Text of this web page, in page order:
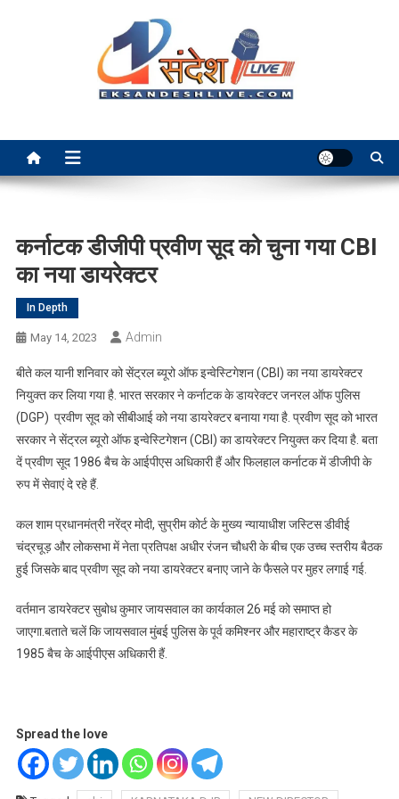
कर्नाटक डीजीपी प्रवीण सूद को चुना गया CBI
का नया डायरेक्टर
In Depth
May 14, 2023 Admin
बीते कल यानी शनिवार को सेंट्रल ब्यूरो ऑफ इन्वेस्टिगेशन (CBI) का नया डायरेक्टर
नियुक्त कर लिया गया है. भारत सरकार ने कर्नाटक के डायरेक्टर जनरल ऑफ पुलिस
(DGP) प्रवीण सूद को सीबीआई को नया डायरेक्टर बनाया गया है. प्रवीण सूद को भारत
सरकार ने सेंट्रल ब्यूरो ऑफ इन्वेस्टिगेशन (CBI) का डायरेक्टर नियुक्त कर दिया है. बता
दें प्रवीण सूद 1986 बैच के आईपीएस अधिकारी हैं और फिलहाल कर्नाटक में डीजीपी के
रुप में सेवाएं दे रहे हैं.
कल शाम प्रधानमंत्री नरेंद्र मोदी, सुप्रीम कोर्ट के मुख्य न्यायाधीश जस्टिस डीवीई
चंद्रचूड़ और लोकसभा में नेता प्रतिपक्ष अधीर रंजन चौधरी के बीच एक उच्च स्तरीय बैठक
हुई जिसके बाद प्रवीण सूद को नया डायरेक्टर बनाए जाने के फैसले पर मुहर लगाई गई.
वर्तमान डायरेक्टर सुबोध कुमार जायसवाल का कार्यकाल 26 मई को समाप्त हो
जाएगा.बताते चलें कि जायसवाल मुंबई पुलिस के पूर्व कमिश्नर और महाराष्ट्र कैडर के
1985 बैच के आईपीएस अधिकारी हैं.
Spread the love